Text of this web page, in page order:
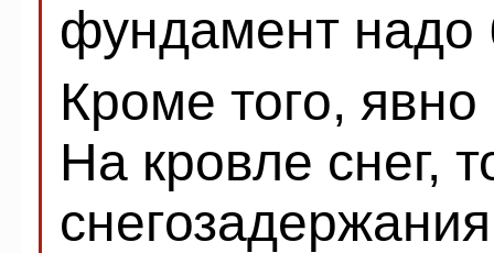
фундамент
Кроме того,
На кровле снег,